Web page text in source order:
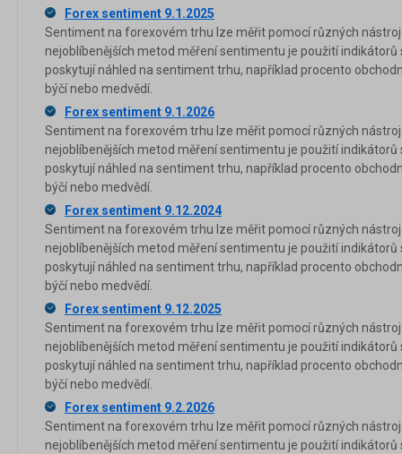
Forex sentiment 9.1.2025
Sentiment na forexovém trhu lze měřit pomocí různých
nejoblíbenějších metod měření sentimentu je použití
poskytují náhled na sentiment trhu, například procento
býčí nebo medvědí.
Forex sentiment 9.1.2026
Sentiment na forexovém trhu lze měřit pomocí různých
nejoblíbenějších metod měření sentimentu je použití
poskytují náhled na sentiment trhu, například procento
býčí nebo medvědí.
Forex sentiment 9.12.2024
Sentiment na forexovém trhu lze měřit pomocí různých
nejoblíbenějších metod měření sentimentu je použití
poskytují náhled na sentiment trhu, například procento
býčí nebo medvědí.
Forex sentiment 9.12.2025
Sentiment na forexovém trhu lze měřit pomocí různých
nejoblíbenějších metod měření sentimentu je použití
poskytují náhled na sentiment trhu, například procento
býčí nebo medvědí.
Forex sentiment 9.2.2026
Sentiment na forexovém trhu lze měřit pomocí různých
nejoblíbenějších metod měření sentimentu je použití